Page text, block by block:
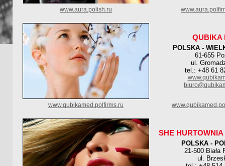
www.aura.polish.ru
QUBIKA
POLSKA -
61-655
ul.
tel.: +48 61
www.qubikamed.polfirms.ru
SHE
POLSKA -
21-500 Biała
ul.